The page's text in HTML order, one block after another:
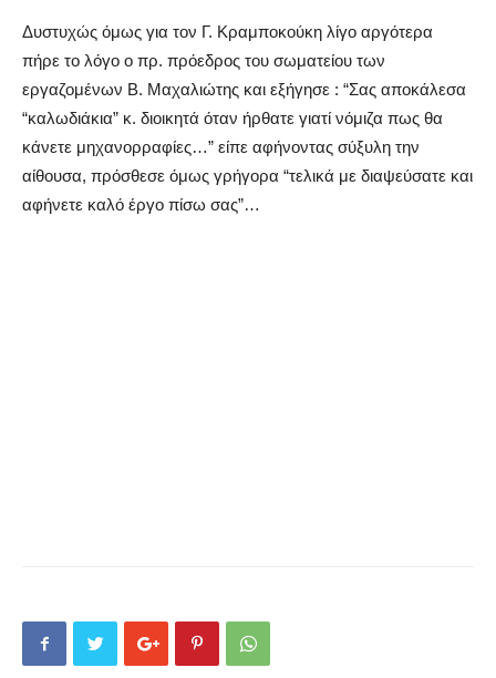
Δυστυχώς όμως για τον Γ. Κραμποκούκη λίγο αργότερα
πήρε το λόγο ο πρ. πρόεδρος του σωματείου των
εργαζομένων Β. Μαχαλιώτης και εξήγησε : “Σας αποκάλεσα
“καλωδιάκια” κ. διοικητά όταν ήρθατε γιατί νόμιζα πως θα
κάνετε μηχανορραφίες…” είπε αφήνοντας σύξυλη την
αίθουσα, πρόσθεσε όμως γρήγορα “τελικά με διαψεύσατε και
αφήνετε καλό έργο πίσω σας”…